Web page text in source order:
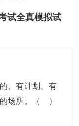
试全真模拟试
、有计划、有
场所。（ ）